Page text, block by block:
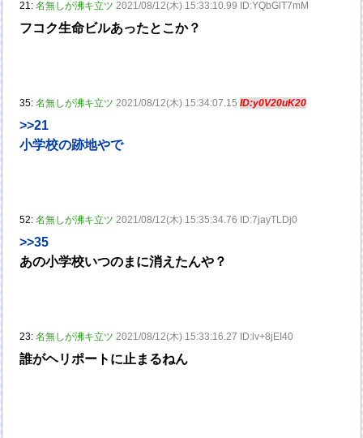
21:名無しが沸キ立ツ 2021/08/12(木) 15:33:10.99 ID:YQbGlT7mM
フコク生命ビルあったとこか？
35:名無しが沸キ立ツ 2021/08/12(木) 15:34:07.15ID:y0V20uK20
>>21
小学校の跡地やで
52:名無しが沸キ立ツ 2021/08/12(木) 15:35:34.76 ID:7jayTLDj0
>>35
あの小学校いつのまに消えたんや？
23:名無しが沸キ立ツ 2021/08/12(木) 15:33:16.27 ID:lv+8jEI40
誰がヘリポートに止まるねん